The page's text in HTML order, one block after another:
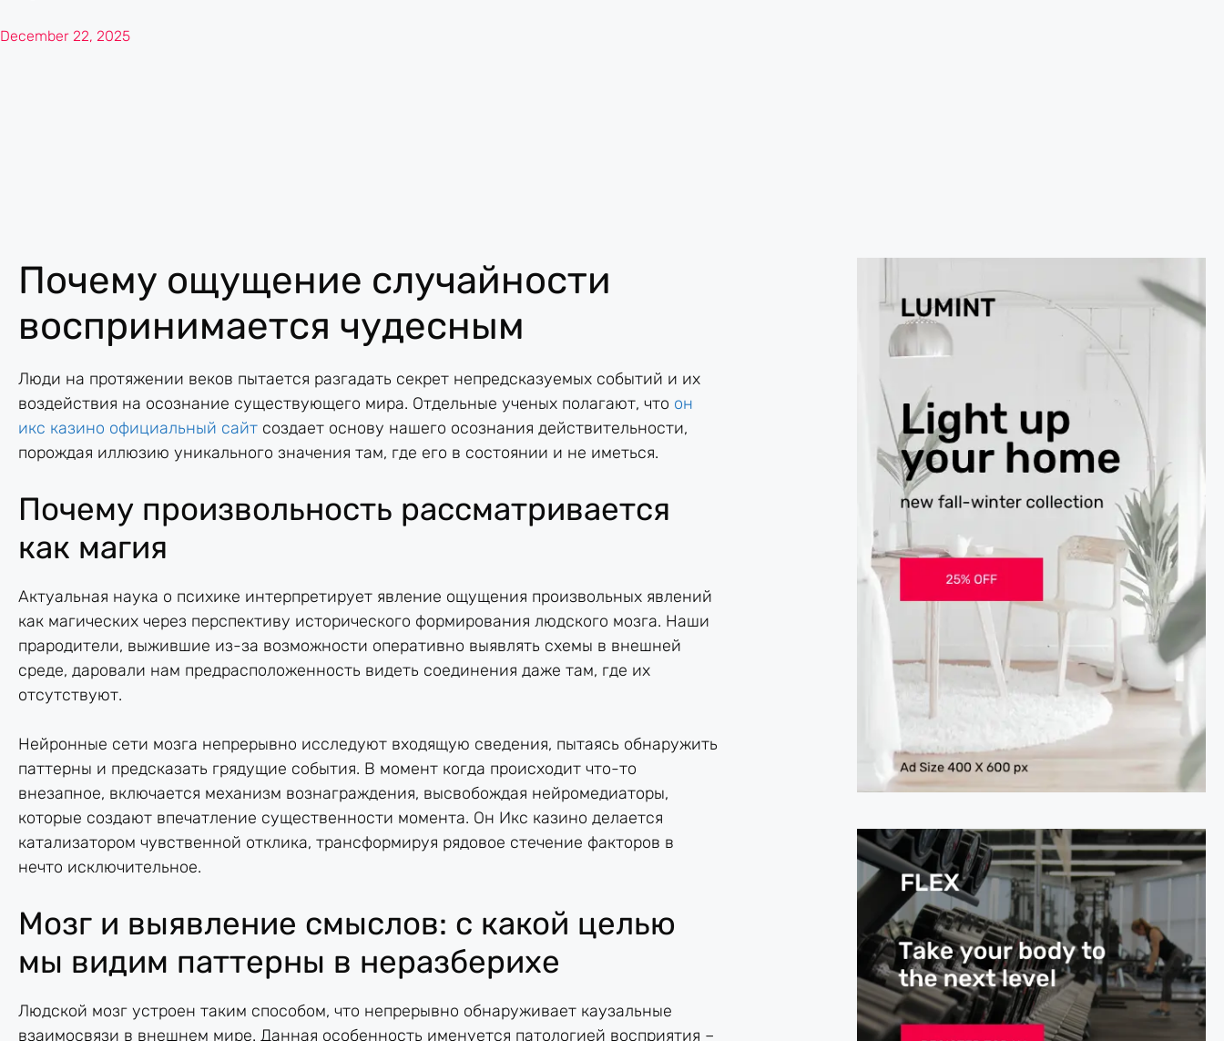
December 22, 2025
Почему ощущение случайности
воспринимается чудесным
Люди на протяжении веков пытается разгадать секрет непредсказуемых событий и их
воздействия на осознание существующего мира. Отдельные ученых полагают, что он
икс казино официальный сайт создает основу нашего осознания действительности,
порождая иллюзию уникального значения там, где его в состоянии и не иметься.
Почему произвольность рассматривается
как магия
Актуальная наука о психике интерпретирует явление ощущения произвольных явлений
как магических через перспективу исторического формирования людского мозга. Наши
прародители, выжившие из-за возможности оперативно выявлять схемы в внешней
среде, даровали нам предрасположенность видеть соединения даже там, где их
отсутствуют.
Нейронные сети мозга непрерывно исследуют входящую сведения, пытаясь обнаружить
паттерны и предсказать грядущие события. В момент когда происходит что-то
внезапное, включается механизм вознаграждения, высвобождая нейромедиаторы,
которые создают впечатление существенности момента. Он Икс казино делается
катализатором чувственной отклика, трансформируя рядовое стечение факторов в
нечто исключительное.
Мозг и выявление смыслов: с какой целью
мы видим паттерны в неразберихе
Людской мозг устроен таким способом, что непрерывно обнаруживает каузальные
взаимосвязи в внешнем мире. Данная особенность именуется патологией восприятия –